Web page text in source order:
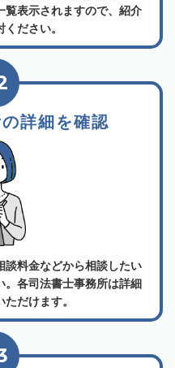
覧表示されますので、紹介
ださい。
詳細を確認
談料金などから相談したい
。各司法書士事務所は詳細
だけます。